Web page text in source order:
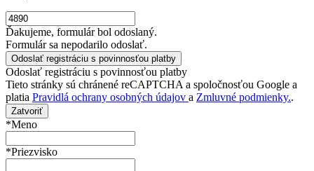
Ďakujeme, formulár bol odoslaný.
Formulár sa nepodarilo odoslať.
Odoslať registráciu s povinnosťou platby
Tieto stránky sú chránené reCAPTCHA a spoločnosťou Google a
platia Pravidlá ochrany osobných údajov a Zmluvné podmienky..
Zatvoriť
*Meno
*Priezvisko